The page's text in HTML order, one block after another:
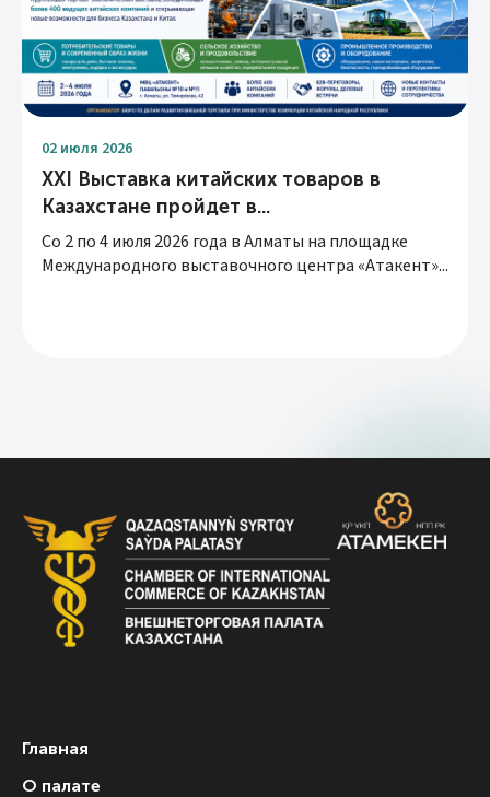
02 июля 2026
XXI Выставка китайских товаров в
Казахстане пройдет в...
Со 2 по 4 июля 2026 года в Алматы на площадке
Международного выставочного центра «Атакент»...
Главная
О палате